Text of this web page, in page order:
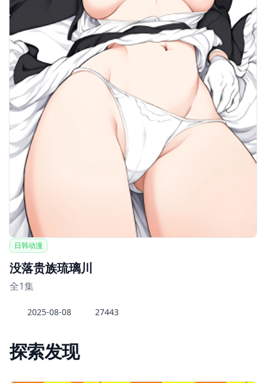
日韩动漫
没落贵族琉璃川
全1集
2025-08-08 27443
探索发现